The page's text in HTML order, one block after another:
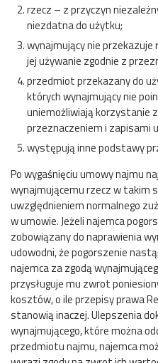
rzecz – z przyczyn
niezdatna do użytku;
wynajmujący nie przekazuje
jej używanie zgodnie z
przedmiot przekazany do
których wynajmujący nie
uniemożliwiają korzystanie
przeznaczeniem i zapisami
występują inne podstawy
Po wygaśnięciu umowy najmu
wynajmującemu rzecz w takim
uwzględnieniem normalnego
w umowie. Jeżeli najemca
zobowiązany do naprawienia
udowodni, że pogorszenie
najemca za zgodą
przysługuje mu zwrot
kosztów, o ile przepisy prawa
stanowią inaczej. Ulepszenia
wynajmującego, które można
przedmiotu najmu, najemca